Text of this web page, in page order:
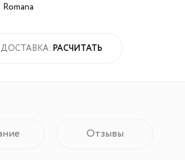
Romana
ДОСТАВКА: РАСЧИТАТЬ
Отзывы